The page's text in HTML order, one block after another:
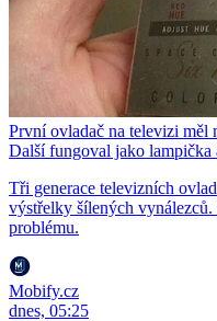
První ovladač na televizi
Další fungoval jako lampička
Tři generace televizních
výstřelky šílených
problému.
Mobify.cz
dnes, 05:25